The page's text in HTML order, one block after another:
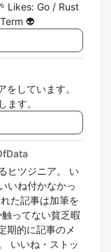
Likes: Go / Rust
👽
をしています。
ます。
ヒツジニア。 い
いね付かなかっ
た記事は加筆を
ってない貧乏暇
期的に記事のメ
いいね・ストッ